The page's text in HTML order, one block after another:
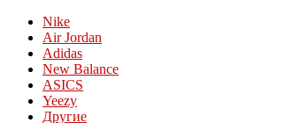
Nike
Air Jordan
Adidas
New Balance
ASICS
Yeezy
Другие